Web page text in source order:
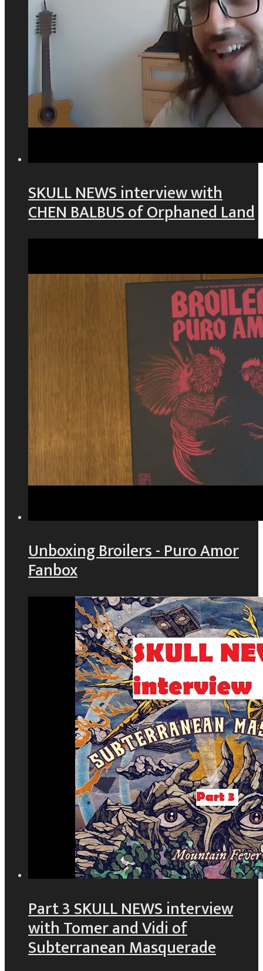
SKULL NEWS interview with
CHEN BALBUS of Orphaned Land
Unboxing Broilers - Puro Amor
Fanbox
Part 3 SKULL NEWS interview
with Tomer and Vidi of
Subterranean Masquerade